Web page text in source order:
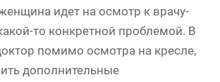
идет на осмотр к врачу-
то конкретной проблемой. В
помимо осмотра на кресле,
дополнительные